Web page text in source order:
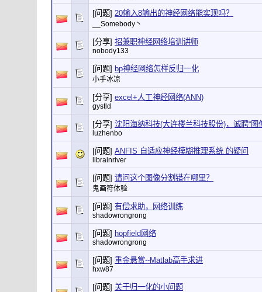
[问题] 20输入8输出的神经网络能实现吗？
__Somebody丶
[分享] 招兼职神经网络培训讲师
nobody133
[问题] bp神经网络怎样反归一化
小手冰凉
[分享] excel+人工神经网络(ANN)
gystld
[分享] 沈阳海纳科技(大连楼兰科技股份)，诚聘“
luzhenbo
[问题] ANFIS 自适应神经模糊推理系统 的疑问
librainriver
[问题] 请问这个图像分割错在哪里？
鬼画符体验
[问题] 有偿求助，网络训练
shadowrongrong
[问题] hopfield网络
shadowrongrong
[问题] 重金悬赏--Matlab高手求进
hxw87
[问题] 关于归一化的小问题